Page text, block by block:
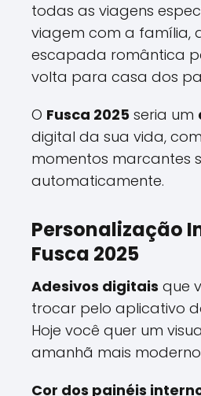
todas as viagens
viagem com a família,
escapada romântica
volta para casa dos
O Fusca 2025 seria um
digital da sua vida,
momentos marcantes
automaticamente.
Personalização
Fusca 2025
Adesivos digitais que
trocar pelo aplicativo
Hoje você quer um
amanhã mais
Cor dos painéis